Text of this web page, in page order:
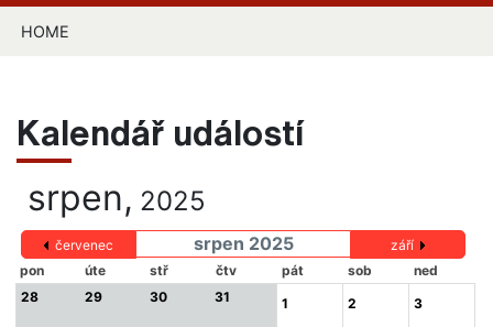
HOME
Kalendář událostí
srpen, 2025
červenec srpen 2025
září
pon
úte stř čtv pát sob
ned
28
29 30 31 1 2 3